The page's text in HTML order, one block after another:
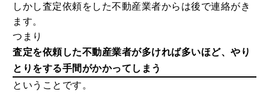
しかし査定依頼をした不動産業者からは後で連絡がき
ます。
つまり
査定を依頼した不動産業者が多ければ多いほど、やり
とりをする手間がかかってしまう
ということです。